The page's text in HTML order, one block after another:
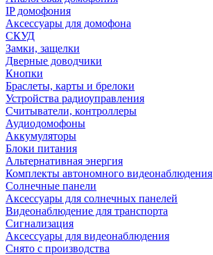
IP домофония
Аксессуары для домофона
СКУД
Замки, защелки
Дверные доводчики
Кнопки
Браслеты, карты и брелоки
Устройства радиоуправления
Считыватели, контроллеры
Аудиодомофоны
Аккумуляторы
Блоки питания
Альтернативная энергия
Комплекты автономного видеонаблюдения
Солнечные панели
Аксессуары для солнечных панелей
Видеонаблюдение для транспорта
Сигнализация
Аксессуары для видеонаблюдения
Снято с производства